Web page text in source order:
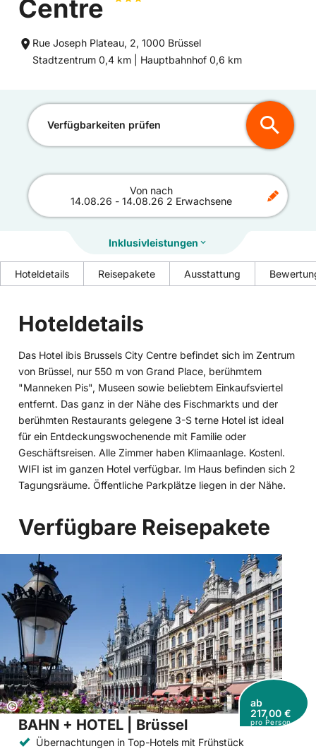
Centre
Rue Joseph Plateau, 2, 1000 Brüssel
Entfernung
Stadtzentrum 0,4 km | Entfernung
Hauptbahnhof 0,6 km
Verfügbarkeiten prüfen
Von nach
14.08.26 - 14.08.26 2 Erwachsene
Inklusivleistungen
Hoteldetails Reisepakete Ausstattung
Hoteldetails
Das Hotel ibis Brussels City Centre befindet sich im Zentrum
von Brüssel, nur 550 m von Grand Place, berühmtem
"Manneken Pis", Museen sowie beliebtem Einkaufsviertel
entfernt. Das ganz in der Nähe des Fischmarkts und der
berühmten Restaurants gelegene 3-S terne Hotel ist ideal
für ein Entdeckungswochenende mit Familie oder
Geschäftsreisen. Alle Zimmer haben Klimaanlage. Kostenl.
WIFI ist im ganzen Hotel verfügbar. Im Haus befinden sich 2
Tagungsräume. Öffentliche Parkplätze liegen in der Nähe.
Verfügbare Reisepakete
Copyright:
©
ab
217,00 €
pro Person
BAHN + HOTEL | Brüssel
Übernachtungen in Top-Hotels mit Frühstück